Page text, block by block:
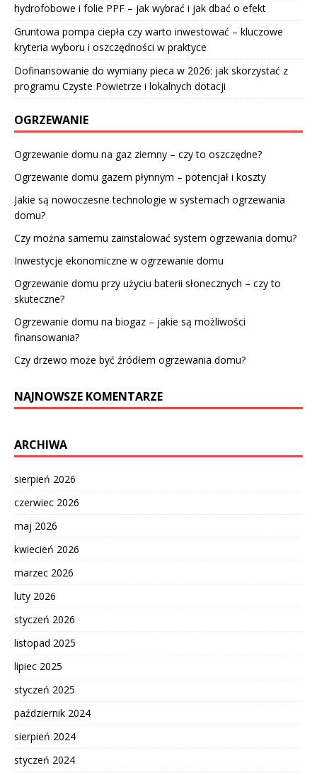
hydrofobowe i folie PPF – jak wybrać i jak dbać o efekt
Gruntowa pompa ciepła czy warto inwestować – kluczowe
kryteria wyboru i oszczędności w praktyce
Dofinansowanie do wymiany pieca w 2026: jak skorzystać z
programu Czyste Powietrze i lokalnych dotacji
OGRZEWANIE
Ogrzewanie domu na gaz ziemny – czy to oszczędne?
Ogrzewanie domu gazem płynnym – potencjał i koszty
Jakie są nowoczesne technologie w systemach ogrzewania
domu?
Czy można samemu zainstalować system ogrzewania domu?
Inwestycje ekonomiczne w ogrzewanie domu
Ogrzewanie domu przy użyciu baterii słonecznych – czy to
skuteczne?
Ogrzewanie domu na biogaz – jakie są możliwości
finansowania?
Czy drzewo może być źródłem ogrzewania domu?
NAJNOWSZE KOMENTARZE
ARCHIWA
sierpień 2026
czerwiec 2026
maj 2026
kwiecień 2026
marzec 2026
luty 2026
styczeń 2026
listopad 2025
lipiec 2025
styczeń 2025
październik 2024
sierpień 2024
styczeń 2024